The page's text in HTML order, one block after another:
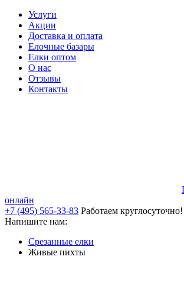
Услуги
Акции
Доставка и оплата
Елочные базары
Елки оптом
О нас
Отзывы
Контакты
онлайн
+7 (495) 565-33-83 Работаем круглосуточно!
Напишите нам:
Срезанные елки
Живые пихты